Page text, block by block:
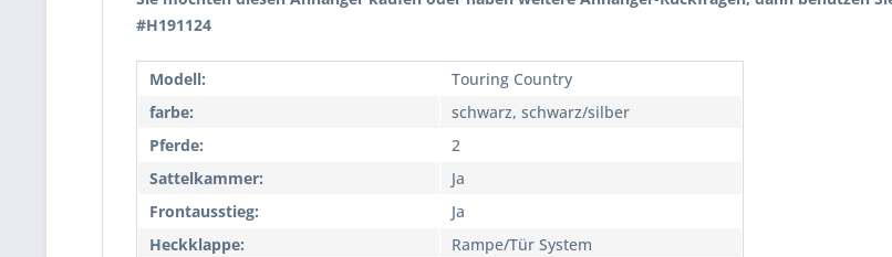
#H191124
Modell:
Touring Country
farbe:
schwarz, schwarz/silber
Pferde:
2
Sattelkammer:
Ja
Frontausstieg:
Ja
Heckklappe:
Rampe/Tür System